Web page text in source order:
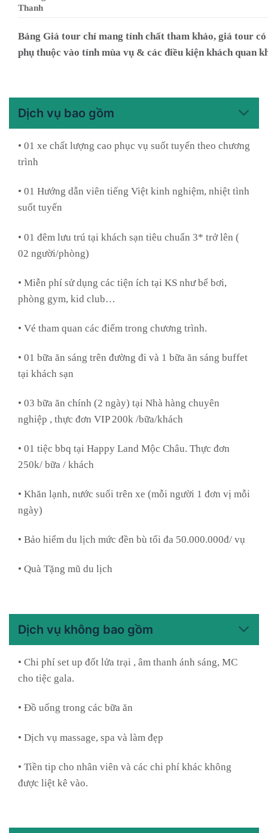
Thanh
Bảng Giá tour chỉ mang tính chất tham khảo, giá tour
phụ thuộc vào tính mùa vụ & các điều kiện khách quan
Dịch vụ bao gồm
• 01 xe chất lượng cao phục vụ suốt tuyến theo chương
trình
• 01 Hướng dẫn viên tiếng Việt kinh nghiệm, nhiệt tình
suốt tuyến
• 01 đêm lưu trú tại khách sạn tiêu chuẩn 3* trở lên (
02 người/phòng)
• Miễn phí sử dụng các tiện ích tại KS như bể bơi,
phòng gym, kid club…
• Vé tham quan các điểm trong chương trình.
• 01 bữa ăn sáng trên đường đi và 1 bữa ăn sáng buffet
tại khách sạn
• 03 bữa ăn chính (2 ngày) tại Nhà hàng chuyên
nghiệp , thực đơn VIP 200k /bữa/khách
• 01 tiệc bbq tại Happy Land Mộc Châu. Thực đơn
250k/ bữa / khách
• Khăn lạnh, nước suối trên xe (mỗi người 1 đơn vị mỗi
ngày)
• Bảo hiểm du lịch mức đền bù tối đa 50.000.000đ/ vụ
• Quà Tặng mũ du lịch
Dịch vụ không bao gồm
• Chi phí set up đốt lửa trại , âm thanh ánh sáng, MC
cho tiệc gala.
• Đồ uống trong các bữa ăn
• Dịch vụ massage, spa và làm đẹp
• Tiền tip cho nhân viên và các chi phí khác không
được liệt kê vào.